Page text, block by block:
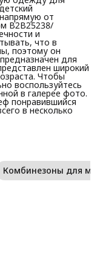
от
В2В25238/
и
что в
поэтому он
для
широкий
Чтобы
воспользуйтесь
в галерее фото.
понравившийся
в несколько
Комбинезоны для